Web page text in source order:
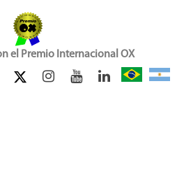
el Premio Internacional OX